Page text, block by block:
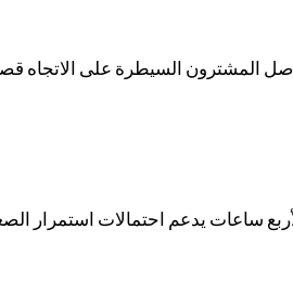
المشترون السيطرة على الاتجاه
ساعات يدعم احتمالات استمرار